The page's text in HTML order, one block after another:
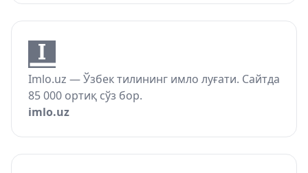
Imlo.uz — Ўзбек тилининг имло луғати. Сайтда
85 000 ортиқ сўз бор.
imlo.uz